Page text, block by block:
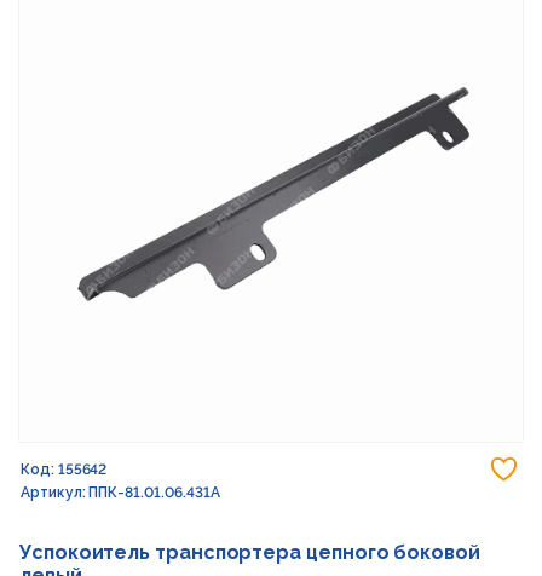
Код: 155642
Артикул: ППК-81.01.06.431А
Успокоитель транспортера цепного боковой